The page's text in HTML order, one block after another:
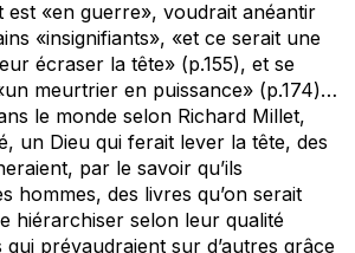
est «en guerre», voudrait anéantir
«insignifiants», «et ce serait une
écraser la tête» (p.155), et se
meurtrier en puissance» (p.174)…
le monde selon Richard Millet,
un Dieu qui ferait lever la tête, des
par le savoir qu’ils
hommes, des livres qu’on serait
hiérarchiser selon leur qualité
qui prévaudraient sur d’autres grâce